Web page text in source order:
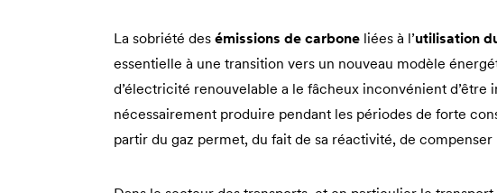
La sobriété des émissions de carbone liées à l’utilisation
essentielle à une transition vers un nouveau modèle
d’électricité renouvelable a le fâcheux inconvénient
nécessairement produire pendant les périodes de forte
partir du gaz permet, du fait de sa réactivité, de